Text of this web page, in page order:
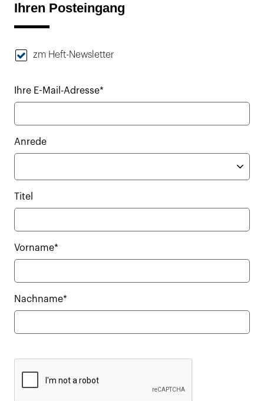
Ihren Posteingang
zm Heft-Newsletter
Ihre E-Mail-Adresse*
Anrede
Titel
Vorname*
Nachname*